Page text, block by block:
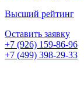
Высший рейтинг
Оставить заявку
+7 (926) 159-86-96
+7 (499) 398-29-33